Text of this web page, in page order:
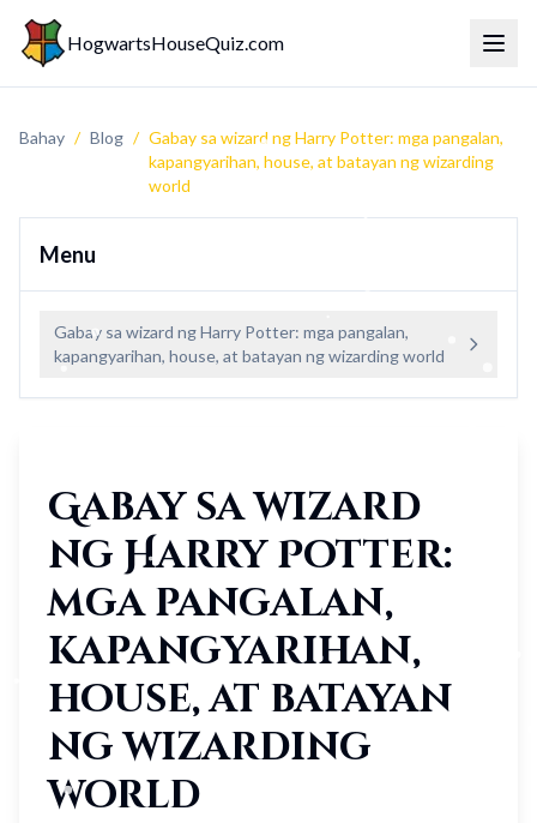
HogwartsHouseQuiz.com
Bahay / Blog / Gabay sa wizard ng Harry Potter: mga pangalan,
kapangyarihan, house, at batayan ng wizarding
world
Menu
Gabay sa wizard ng Harry Potter: mga pangalan,
kapangyarihan, house, at batayan ng wizarding world
Gabay sa wizard
ng Harry Potter:
mga pangalan,
kapangyarihan,
house, at batayan
ng wizarding
world